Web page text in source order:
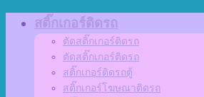
Skip
สติ๊กเกอร์ติดรถ
ตัดสติ๊กเกอร์ติดรถ
ตัดสติ๊กเกอร์ติดรถ
สติ๊กเกอร์ติดรถตู้
สติ๊กเกอร์โฆษณาติดรถ